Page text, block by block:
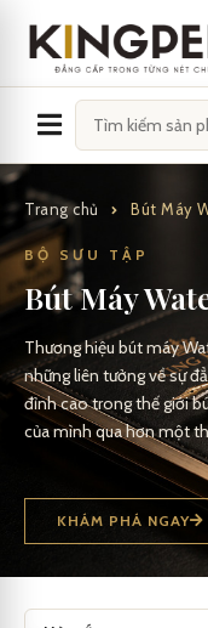
content
Trang chủ Bút Máy
BỘ SƯU TẬP
Bút Máy
Thương hiệu bút máy
những liên tưởng về sự
đỉnh cao trong thế giới
của mình qua hơn một
KHÁM PHÁ NGAY